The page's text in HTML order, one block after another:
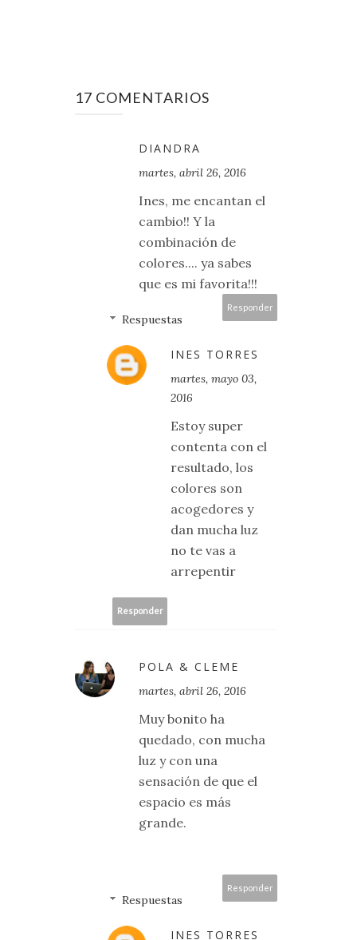
17 COMENTARIOS
DIANDRA
martes, abril 26, 2016
Ines, me encantan el
cambio!! Y la
combinación de
colores.... ya sabes
que es mi favorita!!!
Responder
Respuestas
INES TORRES
martes, mayo 03,
2016
Estoy super
contenta con el
resultado, los
colores son
acogedores y
dan mucha luz
no te vas a
arrepentir
Responder
POLA & CLEME
martes, abril 26, 2016
Muy bonito ha
quedado, con mucha
luz y con una
sensación de que el
espacio es más
grande.
Responder
Respuestas
INES TORRES